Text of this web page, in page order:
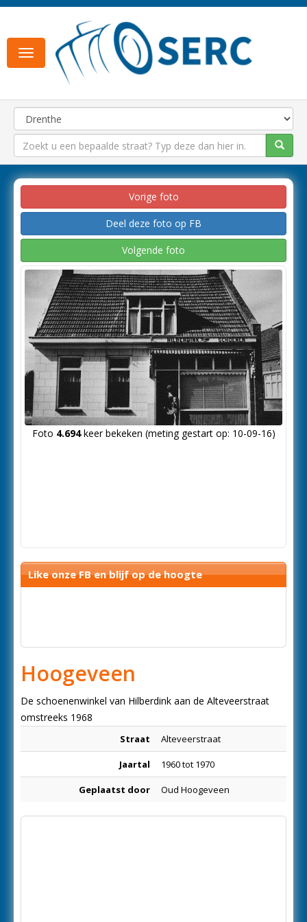
Toggle
navigation
Vorige foto
Deel deze foto op FB
Volgende foto
Foto 4.694keer bekeken (meting gestart op: 10-09-16)
Like onze FB en blijf op de hoogte
Hoogeveen
De schoenenwinkel van Hilberdink aan de Alteveerstraat
omstreeks 1968
Straat Alteveerstraat
Jaartal 1960 tot 1970
Geplaatst door Oud Hoogeveen